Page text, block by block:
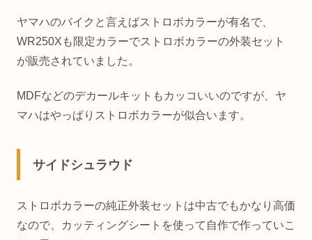
ヤマハのバイクと言えばストロボカラーが有名で、
WR250Xも限定カラーでストロボカラーの外装セット
が販売されていました。
MDFなどのデカールキットもカッコいいのですが、ヤ
マハはやっぱりストロボカラーが似合います。
サイドシュラウド
ストロボカラーの純正外装セットは中古でもかなり高価
なので、カッティングシートを使って自作で作っていこ